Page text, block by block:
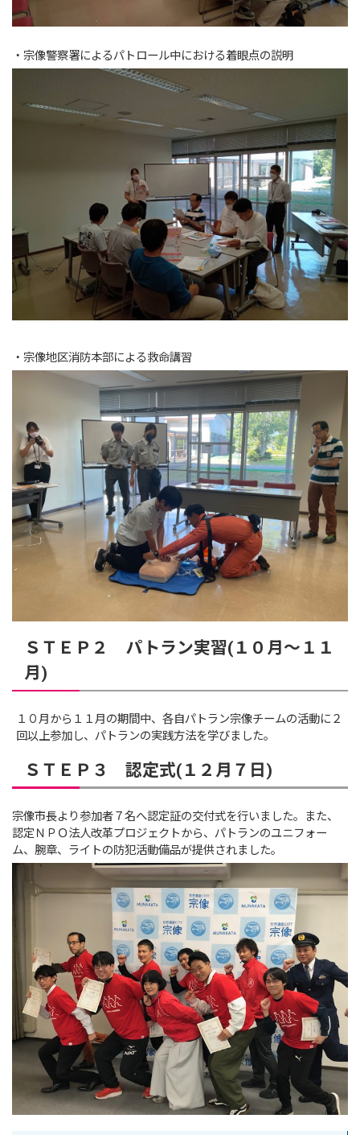
・宗像警察署によるパトロール中における着眼点の説明
・宗像地区消防本部による救命講習
ＳＴＥＰ２ パトラン実習(１０月～１１
月)
１０月から１１月の期間中、各自パトラン宗像チームの活動に２
回以上参加し、パトランの実践方法を学びました。
ＳＴＥＰ３ 認定式(１２月７日)
宗像市長より参加者７名へ認定証の交付式を行いました。また、
認定ＮＰＯ法人改革プロジェクトから、パトランのユニフォー
ム、腕章、ライトの防犯活動備品が提供されました。